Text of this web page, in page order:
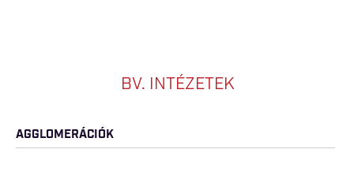
BV. INTÉZETEK
AGGLOMERÁCIÓK